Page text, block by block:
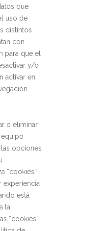
que
uso de
distintos
con
para que el
y/o
activar en
o eliminar
equipo
opciones
“cookies”
experiencia
está
la
“cookies”